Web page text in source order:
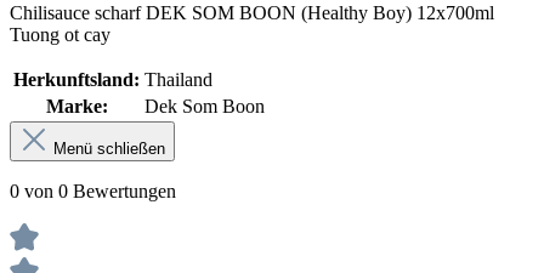
Chilisauce scharf DEK SOM BOON (Healthy Boy) 12x700ml
Tuong ot cay
Herkunftsland: Thailand
Marke:
Dek Som Boon
Menü schließen
0 von 0 Bewertungen